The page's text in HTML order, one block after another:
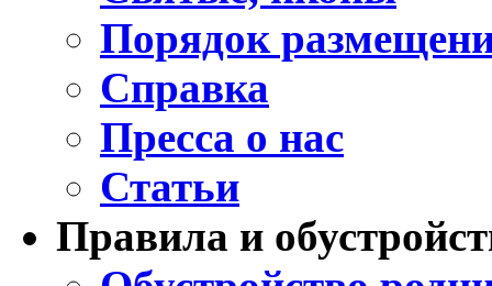
Порядок
Справка
Пресса о нас
Статьи
Правила и